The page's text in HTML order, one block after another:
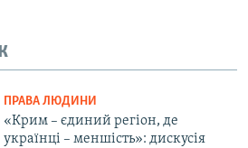
ПРАВА ЛЮДИНИ
«Крим – єдиний регіон, де
українці – меншість»: дискусія